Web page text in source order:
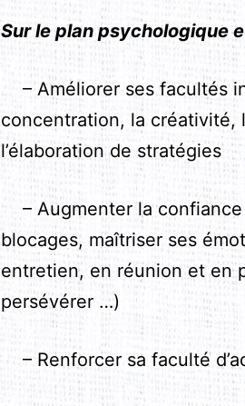
Sur le plan psychologique
– Améliorer ses facultés
concentration, la créativité,
l’élaboration de stratégies
– Augmenter la confiance
blocages, maîtriser ses
entretien, en réunion et en
persévérer …)
– Renforcer sa faculté